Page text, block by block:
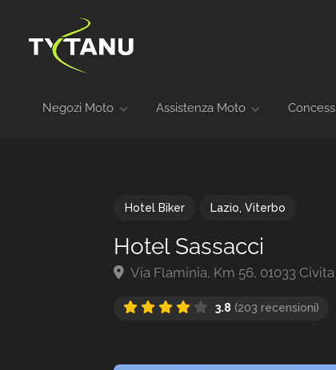
Negozi Moto Assistenza Moto
Hotel Biker Lazio, Viterbo
Hotel Sassacci
Via Flaminia, Km 56, 01033
3.8 (203 recensioni)